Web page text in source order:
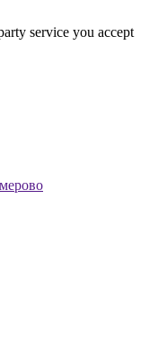
service you accept